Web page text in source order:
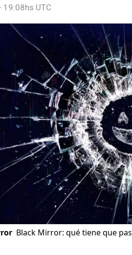
UTC
Black Mirror: qué tiene que